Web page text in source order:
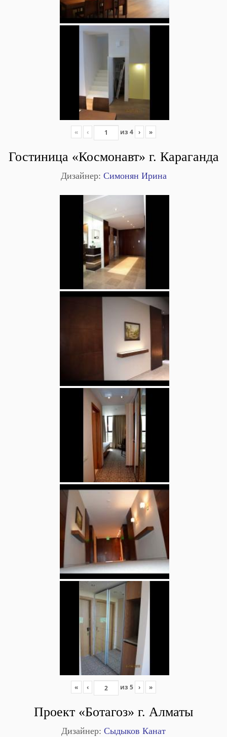
« ‹ из 4 › »
Гостиница «Космонавт» г. Караганда
Дизайнер: Симонян Ирина
« ‹ из 5 › »
Проект «Ботагоз» г. Алматы
Дизайнер: Сыдыков Канат